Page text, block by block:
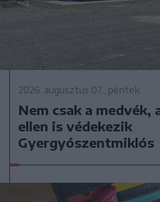
2026. augusztus 07., péntek
Nem csak a medvék,
ellen is védekezik
Gyergyószentmiklós